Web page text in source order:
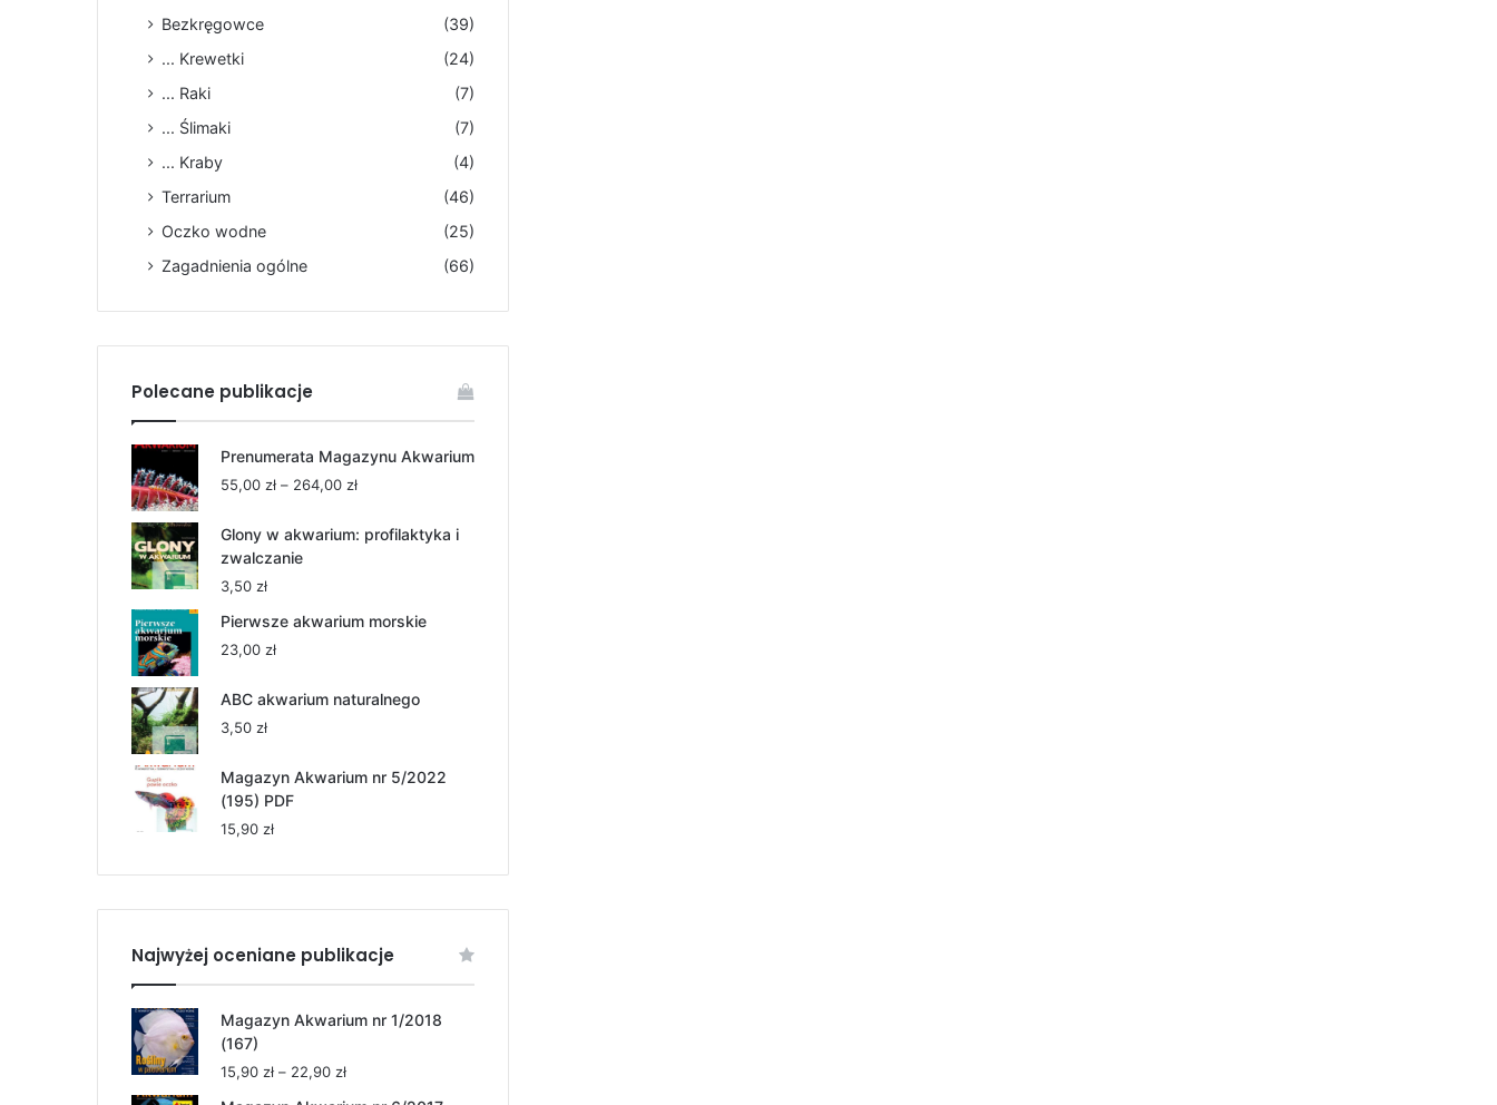
Bezkręgowce
(39)
... Krewetki
(24)
... Raki
(7)
... Ślimaki
(7)
... Kraby
(4)
Terrarium
(46)
Oczko wodne
(25)
Zagadnienia ogólne
(66)
Polecane publikacje
Prenumerata Magazynu Akwarium
55,00 zł – 264,00 złZakres
od
Glony w akwarium: profilaktyka i
zwalczanie
3,50 zł
Pierwsze akwarium morskie
23,00 zł
ABC akwarium naturalnego
3,50 zł
Magazyn Akwarium nr 5/2022
(195) PDF
15,90 zł
Najwyżej oceniane publikacje
Magazyn Akwarium nr 1/2018
(167)
15,90 zł – 22,90 złZakres